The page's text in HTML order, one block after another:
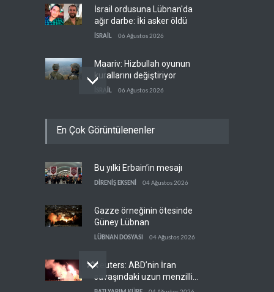
İsrail ordusuna Lübnan'da
ağır darbe: İki asker öldü
İSRAİL 06 Ağustos 2026
Maariv: Hizbullah oyunun
kurallarını değiştiriyor
İSRAİL 06 Ağustos 2026
güneyindeki Mansuri için
İran ile Umman, Hürmüz'de
yeni düzen için son
En Çok Görüntülenenler
Bu yılki Erbain’in mesajı
DİRENİŞ EKSENİ 04 Ağustos 2026
Gazze örneğinin ötesinde
Güney Lübnan
LÜBNAN DOSYASI 04 Ağustos 2026
Reuters: ABD’nin İran
savaşındaki uzun menzilli
füze stokları tükenme